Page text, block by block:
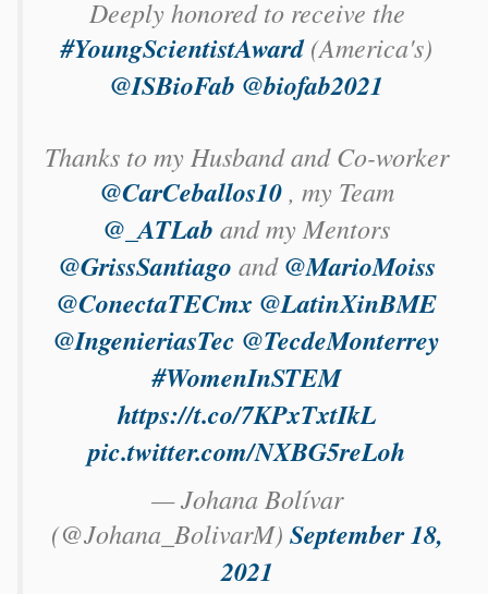
Deeply honored to receive the
#YoungScientistAward(America's)
@ISBioFab @biofab2021
Thanks to my Husband and Co-worker
@CarCeballos10, my Team
@_ATLab and my Mentors
@GrissSantiago and@MarioMoiss
@ConectaTECmx @LatinXinBME
@IngenieriasTec @TecdeMonterrey
#WomenInSTEM
https://t.co/7KPxTxtIkL
pic.twitter.com/NXBG5reLoh
— Johana Bolívar
(@Johana_BolivarM) September 18,
2021